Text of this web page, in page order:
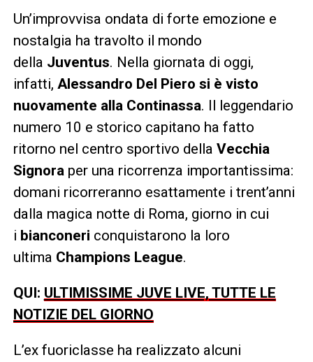
Un’improvvisa ondata di forte emozione e
nostalgia ha travolto il mondo
della Juventus. Nella giornata di oggi,
infatti, Alessandro Del Piero si è visto
nuovamente alla Continassa. Il leggendario
numero 10 e storico capitano ha fatto
ritorno nel centro sportivo della Vecchia
Signoraper una ricorrenza importantissima:
domani ricorreranno esattamente i trent’anni
dalla magica notte di Roma, giorno in cui
i bianconeri conquistarono la loro
ultima Champions League.
QUI: ULTIMISSIME JUVE LIVE, TUTTE LE
NOTIZIE DEL GIORNO
L’ex fuoriclasse ha realizzato alcuni